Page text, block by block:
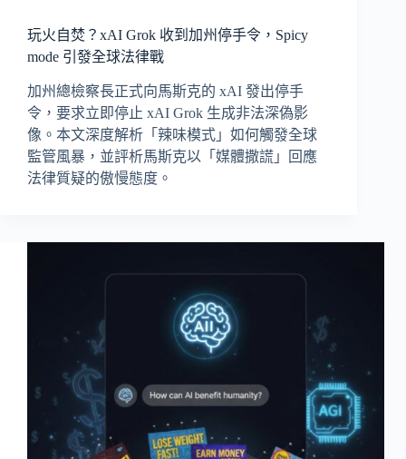
玩火自焚？xAI Grok 收到加州停手令，Spicy
mode 引發全球法律戰
加州總檢察長正式向馬斯克的 xAI 發出停手
令，要求立即停止 xAI Grok 生成非法深偽影
像。本文深度解析「辣味模式」如何觸發全球
監管風暴，並評析馬斯克以「媒體撒謊」回應
法律質疑的傲慢態度。